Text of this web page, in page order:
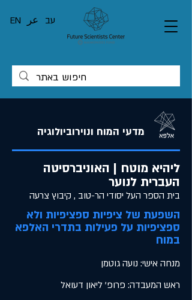
EN عر עב
מדעי המוח ונוירוביולוגיה
ליהיא מוטח | האוניברסיטה
העברית לנוער
בית הספר העל יסודי הר-טוב , קיבוץ צרעה
השפעת של ציפיות ספציפיות ולא
ספציפיות על פעילות בתדרי האלפא
במוח
מנחה אישי: נועה גוטמן
ראש המעבדה: פרופ' ליאון דעואל